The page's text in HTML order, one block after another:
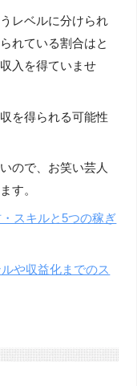
レベルに分けられ
れている割合はと
入を得ていませ
を得られる可能性
ので、お笑い芸人
す。
スキルと5つの稼ぎ
や収益化までのス